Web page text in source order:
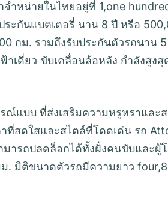
จำหน่ายในไทยอยู่ที่ 1,one
ะกันแบตเตอรี่ นาน 8 ปี หรือ
กม. รวมถึงรับประกันตัวรถนาน
าเดี่ยว ขับเคลื่อนล้อหลัง กำลังสูง
ณ์แบบ ที่ส่งเสริมความหรูหราและ
ที่สดใสและสไตล์ที่โดดเด่น รถ
ารถปลดล็อกได้ทั้งฝั่งคนขับและผู้
. มิติขนาดตัวรถมีความยาว